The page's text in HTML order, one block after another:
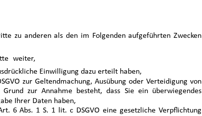
zu anderen als den im Folgenden aufgeführten Zwecken
weiter,
Einwilligung dazu erteilt haben,
zur Geltendmachung, Ausübung oder Verteidigung von
zur Annahme besteht, dass Sie ein überwiegendes
Ihrer Daten haben,
6 Abs. 1 S. 1 lit. c DSGVO eine gesetzliche Verpflichtung